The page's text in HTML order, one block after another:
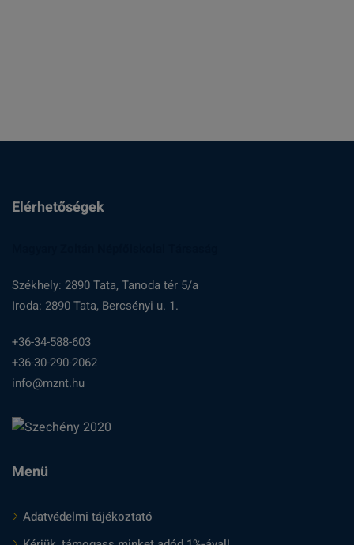
Elérhetőségek
Székhely: 2890 Tata, Tanoda tér 5/a
Iroda: 2890 Tata, Bercsényi u. 1.
+36-34-588-603
+36-30-290-2062
info@mznt.hu
Menü
Adatvédelmi tájékoztató